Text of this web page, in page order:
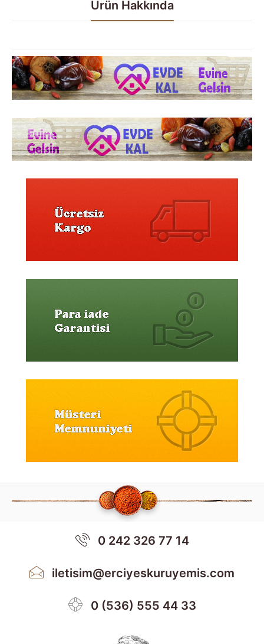
Ürün Hakkında
0 242 326 77 14
iletisim@erciyeskuruyemis.com
0 (536) 555 44 33